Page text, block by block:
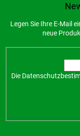
Legen Sie Ihre E-Mail
neue
Die